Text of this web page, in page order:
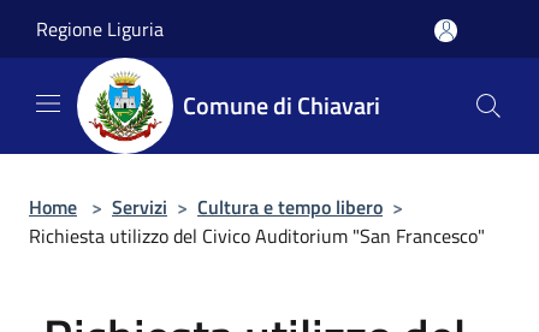
Regione Liguria
Comune di Chiavari
Home > Servizi > Cultura e tempo libero >
Richiesta utilizzo del Civico Auditorium "San Francesco"